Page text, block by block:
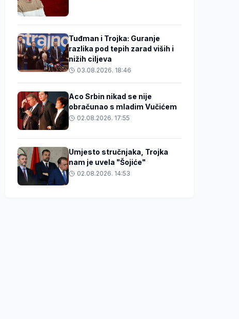
Tuđman i Trojka: Guranje
razlika pod tepih zarad viših i
nižih ciljeva
03.08.2026. 18:46
Aco Srbin nikad se nije
obračunao s mladim Vučićem
02.08.2026. 17:55
Umjesto stručnjaka, Trojka
nam je uvela "Šojiće"
02.08.2026. 14:53